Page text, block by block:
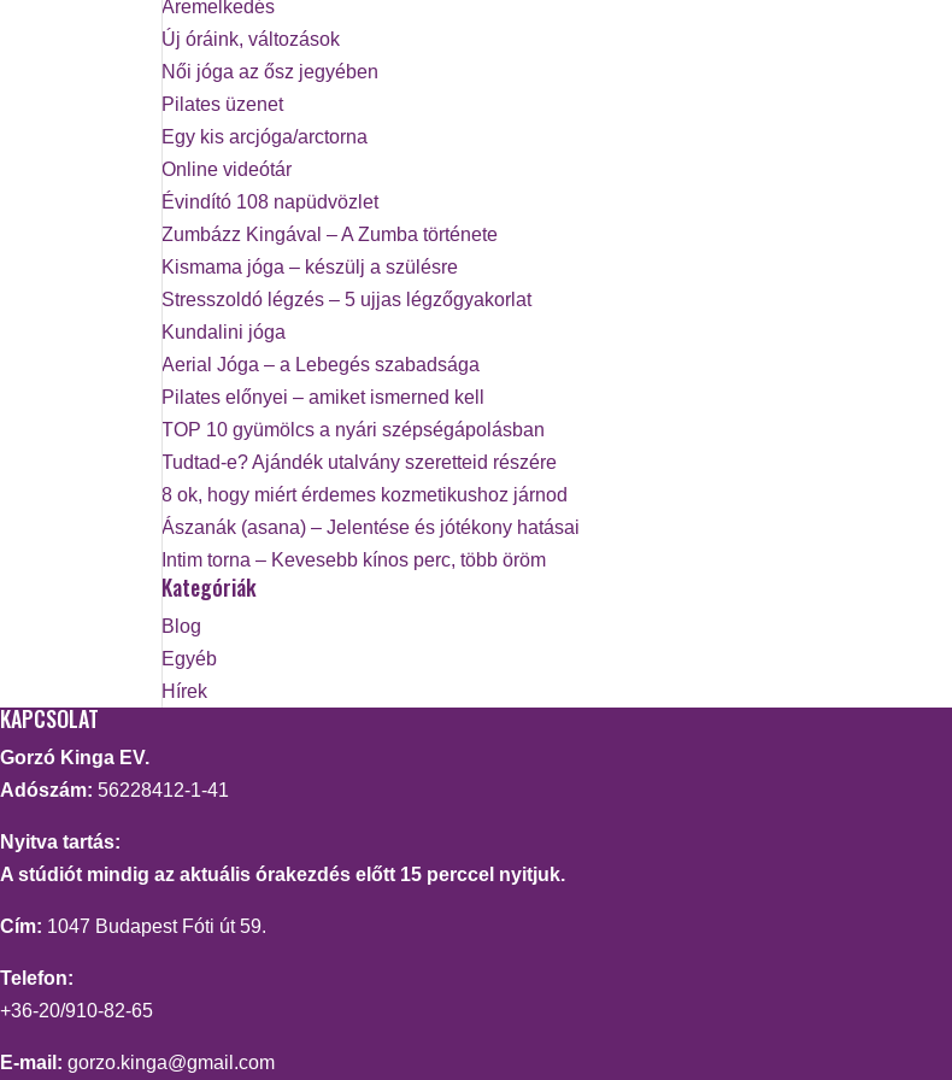
Áremelkedés
Új óráink, változások
Női jóga az ősz jegyében
Pilates üzenet
Egy kis arcjóga/arctorna
Online videótár
Évindító 108 napüdvözlet
Zumbázz Kingával – A Zumba története
Kismama jóga – készülj a szülésre
Stresszoldó légzés – 5 ujjas légzőgyakorlat
Kundalini jóga
Aerial Jóga – a Lebegés szabadsága
Pilates előnyei – amiket ismerned kell
TOP 10 gyümölcs a nyári szépségápolásban
Tudtad-e? Ajándék utalvány szeretteid részére
8 ok, hogy miért érdemes kozmetikushoz járnod
Ászanák (asana) – Jelentése és jótékony hatásai
Intim torna – Kevesebb kínos perc, több öröm
Kategóriák
Blog
Egyéb
Hírek
KAPCSOLAT
Gorzó Kinga EV.
Adószám: 56228412-1-41
Nyitva tartás:
A stúdiót mindig az aktuális órakezdés előtt 15 perccel nyitjuk.
Cím: 1047 Budapest Fóti út 59.
Telefon:
+36-20/910-82-65
E-mail: gorzo.kinga@gmail.com